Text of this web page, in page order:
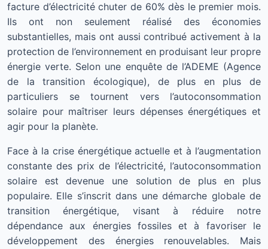
facture d’électricité chuter de 60% dès le premier mois.
Ils ont non seulement réalisé des économies
substantielles, mais ont aussi contribué activement à la
protection de l’environnement en produisant leur propre
énergie verte. Selon une enquête de l’ADEME (Agence
de la transition écologique), de plus en plus de
particuliers se tournent vers l’autoconsommation
solaire pour maîtriser leurs dépenses énergétiques et
agir pour la planète.
Face à la crise énergétique actuelle et à l’augmentation
constante des prix de l’électricité, l’autoconsommation
solaire est devenue une solution de plus en plus
populaire. Elle s’inscrit dans une démarche globale de
transition énergétique, visant à réduire notre
dépendance aux énergies fossiles et à favoriser le
développement des énergies renouvelables. Mais